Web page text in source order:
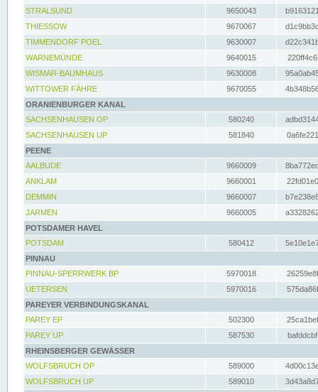
STRALSUND
9650043
THIESSOW
9670067
TIMMENDORF POEL
9630007
WARNEMÜNDE
9640015
WISMAR-BAUMHAUS
9630008
WITTOWER FÄHRE
9670055
ORANIENBURGER KANAL
SACHSENHAUSEN OP
580240
SACHSENHAUSEN UP
581840
PEENE
AALBUDE
9660009
ANKLAM
9660001
DEMMIN
9660007
JARMEN
9660005
POTSDAMER HAVEL
POTSDAM
580412
PINNAU
PINNAU-SPERRWERK BP
5970018
UETERSEN
5970016
PAREYER VERBINDUNGSKANAL
PAREY EP
502300
PAREY UP
587530
RHEINSBERGER GEWÄSSER
WOLFSBRUCH OP
589000
WOLFSBRUCH UP
589010